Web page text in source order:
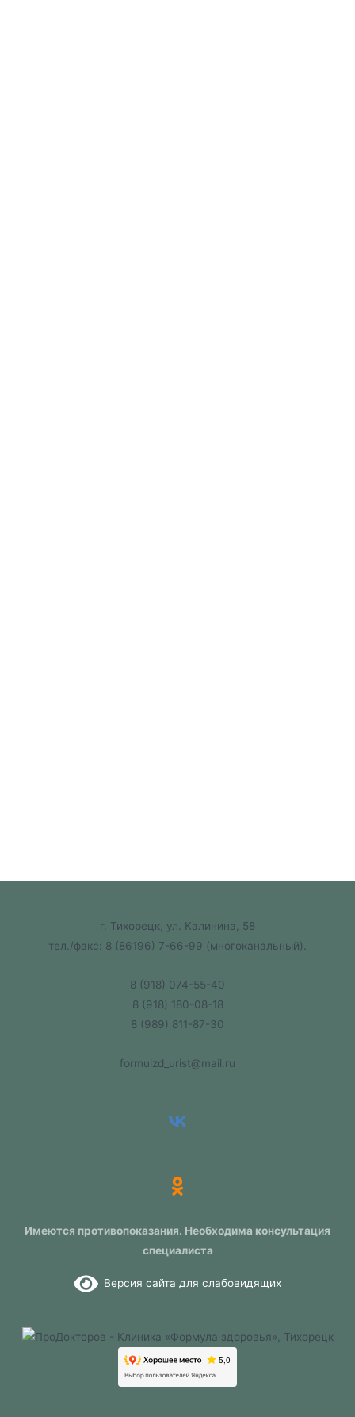
г. Тихорецк, ул. Калинина, 58
тел./факс: 8 (86196) 7-66-99 (многоканальный).
8 (918) 074-55-40
8 (918) 180-08-18
8 (989) 811-87-30
formulzd_urist@mail.ru
Имеются противопоказания. Необходима консультация
специалиста
Версия сайта для слабовидящих